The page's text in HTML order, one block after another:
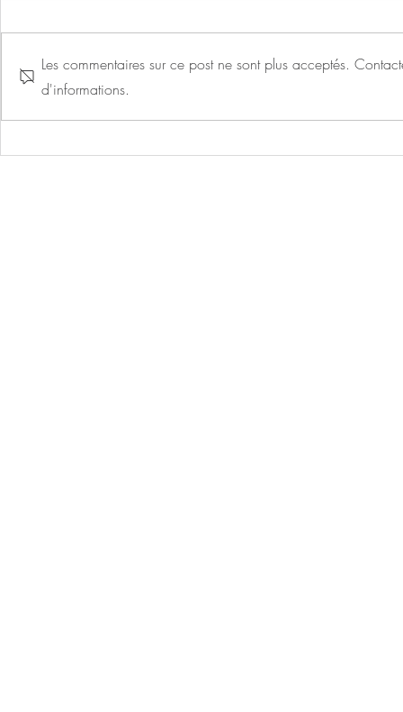
Une nouvelle piste cyclable
l’Assomption
Les commentaires sur ce post ne sont plus acceptés.
d'informations.